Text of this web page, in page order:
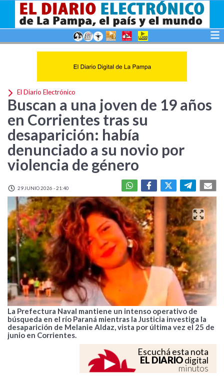
El Diario Electrónico
Buscan a una joven de 19 años
en Corrientes tras su
desaparición: había
denunciado a su novio por
violencia de género
29 JUNIO 2026 - 21:40
La Prefectura Naval mantiene un intenso operativo de
búsqueda en el río Paraná mientras la Justicia investiga la
desaparición de Melanie Aldaz, vista por última vez el 25 de
junio en Corrientes.
Escuchá esta nota
EL DIARIOdigital
minutos